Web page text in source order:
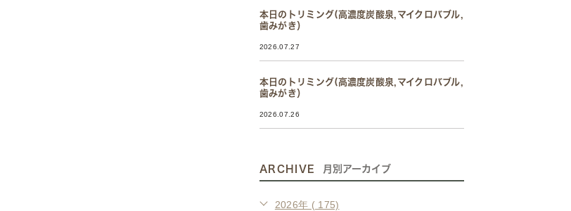
本日のトリミング(高濃度炭酸泉,マイクロバブル,
歯みがき）
2026.07.27
本日のトリミング(高濃度炭酸泉,マイクロバブル,
歯みがき）
2026.07.26
ARCHIVE 月別アーカイブ
2026年 ( 175)